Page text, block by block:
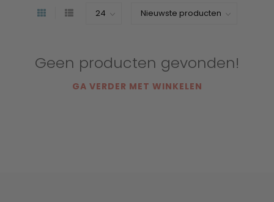
Geen producten gevonden!
GA VERDER MET WINKELEN